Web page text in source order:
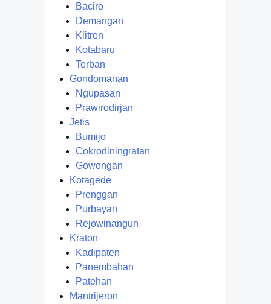
Baciro
Demangan
Klitren
Kotabaru
Terban
Gondomanan
Ngupasan
Prawirodirjan
Jetis
Bumijo
Cokrodiningratan
Gowongan
Kotagede
Prenggan
Purbayan
Rejowinangun
Kraton
Kadipaten
Panembahan
Patehan
Mantrijeron